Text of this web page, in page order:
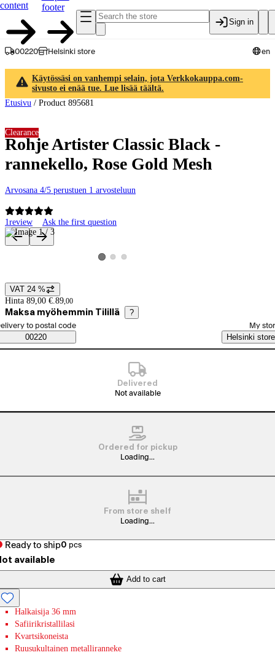
content
footer
Sign in
00220 Helsinki store en
Käytössäsi on vanhempi selain, jota Verkkokauppa.com-
sivusto ei enää tue. Lue lisää täältä.
Etusivu / Product 895681
Rohje Artister Classic Black -
rannekello, Rose Gold Mesh
Arvosana 4/5 perustuen 1 arvosteluun
1review Ask the first question
Clearance
Product images and videos
View product image 1
View product image 2
View product image 3
Price details
VAT 24 %
Hinta 89,00 €. 89,00
Maksa myöhemmin Tilillä ?
Saatavuustiedot
order method
to postal code
00220
My
Helsinki store
Delivered
Not available
Ordered for pickup
Loading...
From store shelf
Loading...
Ready to ship0 pcs
available
Add to cart
Halkaisija 36 mm
Safiirikristallilasi
Kvartsikoneista
Ruusukultainen metalliranneke